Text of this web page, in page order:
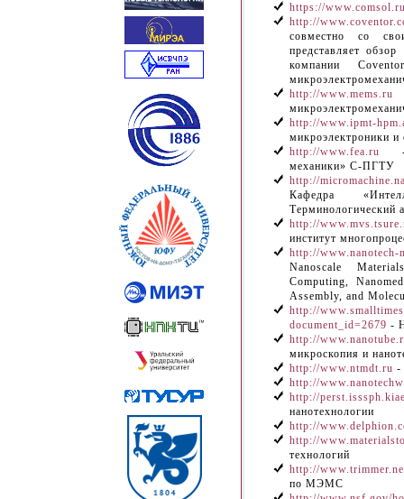
https://
http://
совместно со
представляет
компании
http://www.mems.ru
http://www.ipmt-
микроэлектроники
http://www.fea.ru -
механики» С-ПГТУ
http://
Кафедра
Терминологический
http://
институт
http://www.nanotech-
Nanoscale
Computing,
Assembly, and
http://
document_id=2679 -
http://
микроскопия и
http://www.ntmdt.ru -
http://
http://
нанотехнологии
http://
http://
технологий
http://
по МЭМС